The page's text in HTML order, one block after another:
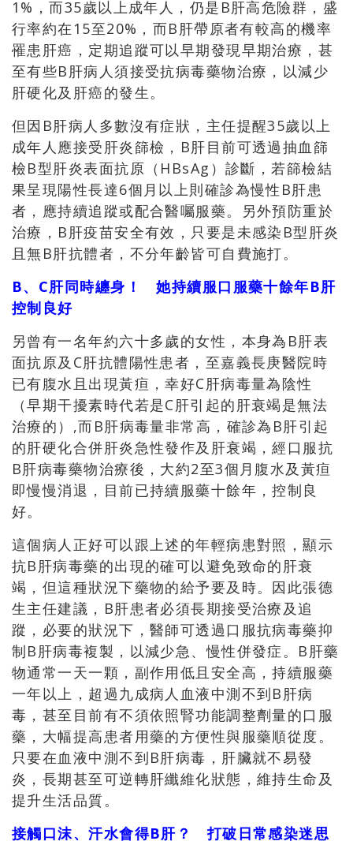
1%，而35歲以上成年人，仍是B肝高危險群，盛
行率約在15至20%，而B肝帶原者有較高的機率
罹患肝癌，定期追蹤可以早期發現早期治療，甚
至有些B肝病人須接受抗病毒藥物治療，以減少
肝硬化及肝癌的發生。
但因B肝病人多數沒有症狀，主任提醒35歲以上
成年人應接受肝炎篩檢，B肝目前可透過抽血篩
檢B型肝炎表面抗原（HBsAg）診斷，若篩檢結
果呈現陽性長達6個月以上則確診為慢性B肝患
者，應持續追蹤或配合醫囑服藥。另外預防重於
治療，B肝疫苗安全有效，只要是未感染B型肝炎
且無B肝抗體者，不分年齡皆可自費施打。
B、C肝同時纏身！ 她持續服口服藥十餘年B肝
控制良好
另曾有一名年約六十多歲的女性，本身為B肝表
面抗原及C肝抗體陽性患者，至嘉義長庚醫院時
已有腹水且出現黃疸，幸好C肝病毒量為陰性
（早期干擾素時代若是C肝引起的肝衰竭是無法
治療的）,而B肝病毒量非常高，確診為B肝引起
的肝硬化合併肝炎急性發作及肝衰竭，經口服抗
B肝病毒藥物治療後，大約2至3個月腹水及黃疸
即慢慢消退，目前已持續服藥十餘年，控制良
好。
這個病人正好可以跟上述的年輕病患對照，顯示
抗B肝病毒藥的出現的確可以避免致命的肝衰
竭，但這種狀況下藥物的給予要及時。因此張德
生主任建議，B肝患者必須長期接受治療及追
蹤，必要的狀況下，醫師可透過口服抗病毒藥抑
制B肝病毒複製，以減少急、慢性併發症。B肝藥
物通常一天一顆，副作用低且安全高，持續服藥
一年以上，超過九成病人血液中測不到B肝病
毒，甚至目前有不須依照腎功能調整劑量的口服
藥，大幅提高患者用藥的方便性與服藥順從度。
只要在血液中測不到B肝病毒，肝臟就不易發
炎，長期甚至可逆轉肝纖維化狀態，維持生命及
提升生活品質。
接觸口沫、汗水會得B肝？ 打破日常感染迷思